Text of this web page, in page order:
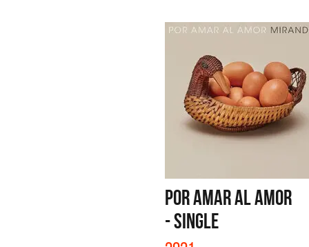
POR AMAR AL AMOR
- SINGLE